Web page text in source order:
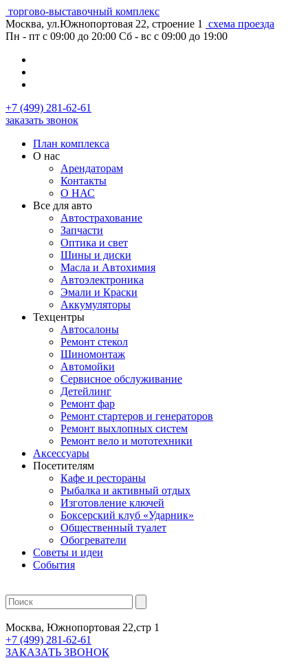
торгово-выставочный комплекс
Москва, ул.Южнопортовая 22, строение 1
схема проезда
Пн - пт с 09:00 до 20:00 Сб - вс с 09:00 до 19:00
+7 (499) 281-62-61
заказать звонок
План комплекса
О нас
Арендаторам
Контакты
О НАС
Все для авто
Автострахование
Запчасти
Оптика и свет
Шины и диски
Масла и Автохимия
Автоэлектроника
Эмали и Краски
Аккумуляторы
Техцентры
Автосалоны
Ремонт стекол
Шиномонтаж
Автомойки
Сервисное обслуживание
Детейлинг
Ремонт фар
Ремонт стартеров и генераторов
Ремонт выхлопных систем
Ремонт вело и мототехники
Аксессуары
Посетителям
Кафе и рестораны
Рыбалка и активный отдых
Изготовление ключей
Боксерский клуб «Ударник»
Общественный туалет
Обогреватели
Советы и идеи
События
Москва, Южнопортовая 22,стр 1
+7 (499) 281-62-61
ЗАКАЗАТЬ ЗВОНОК